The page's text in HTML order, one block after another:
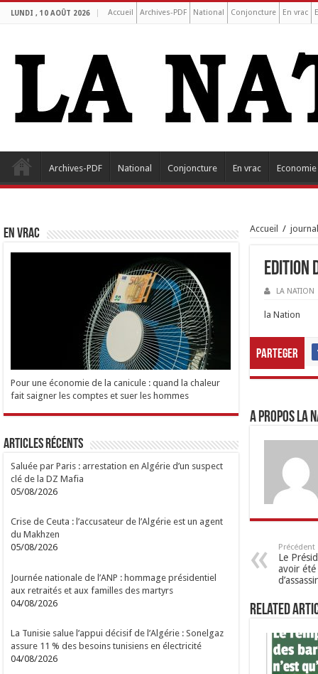
LUNDI , 10 AOÛT 2026 Accueil Archives-PDF National Conjoncture En vrac
Archives-PDF National Conjoncture En vrac Economie
Accueil /
Edition
LA NATION
la Nation
Parteger
A propos LA
Précédent
Le
avoir été
Related
EN VRAC
Pour une économie de la canicule : quand la chaleur
fait saigner les comptes et suer les hommes
Articles Récents
Saluée par Paris : arrestation en Algérie d’un suspect
clé de la DZ Mafia
05/08/2026
Crise de Ceuta : l’accusateur de l’Algérie est un agent
du Makhzen
05/08/2026
Journée nationale de l’ANP : hommage présidentiel
aux retraités et aux familles des martyrs
04/08/2026
La Tunisie salue l’appui décisif de l’Algérie : Sonelgaz
assure 11 % des besoins tunisiens en électricité
04/08/2026